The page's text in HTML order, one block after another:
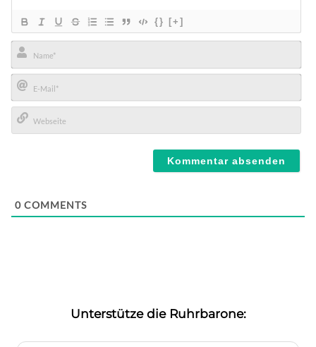
{} [+]
Name*
E-
Mail*
0 COMMENTS
Unterstütze die Ruhrbarone: